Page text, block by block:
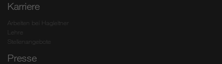
Karriere
Arbeiten bei Hagleitner
Lehre
Stellenangebote
Presse